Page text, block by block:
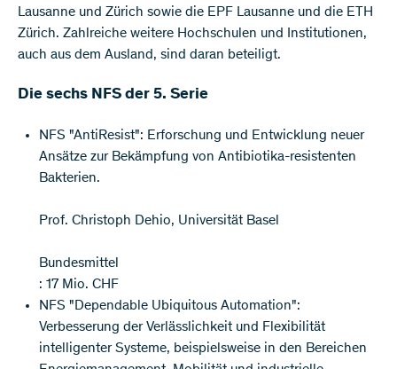
Lausanne und Zürich sowie die EPF Lausanne und die ETH
Zürich. Zahlreiche weitere Hochschulen und Institutionen,
auch aus dem Ausland, sind daran beteiligt.
Die sechs NFS der 5. Serie
NFS "AntiResist": Erforschung und Entwicklung neuer
Ansätze zur Bekämpfung von Antibiotika-resistenten
Bakterien.
Prof. Christoph Dehio, Universität Basel
Bundesmittel
: 17 Mio. CHF
NFS "Dependable Ubiquitous Automation":
Verbesserung der Verlässlichkeit und Flexibilität
intelligenter Systeme, beispielsweise in den Bereichen